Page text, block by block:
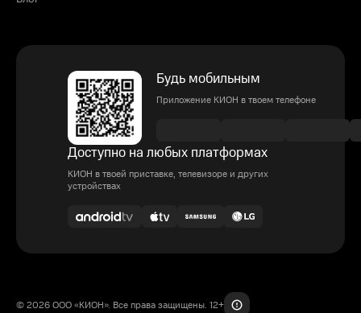
Будь мобильным
Приложение КИОН в твоем телефоне
Доступно на любых платформах
КИОН в твоей приставке, телевизоре и других
устройствах
© 2026 ООО «КИОН». Все права защищены. 12+